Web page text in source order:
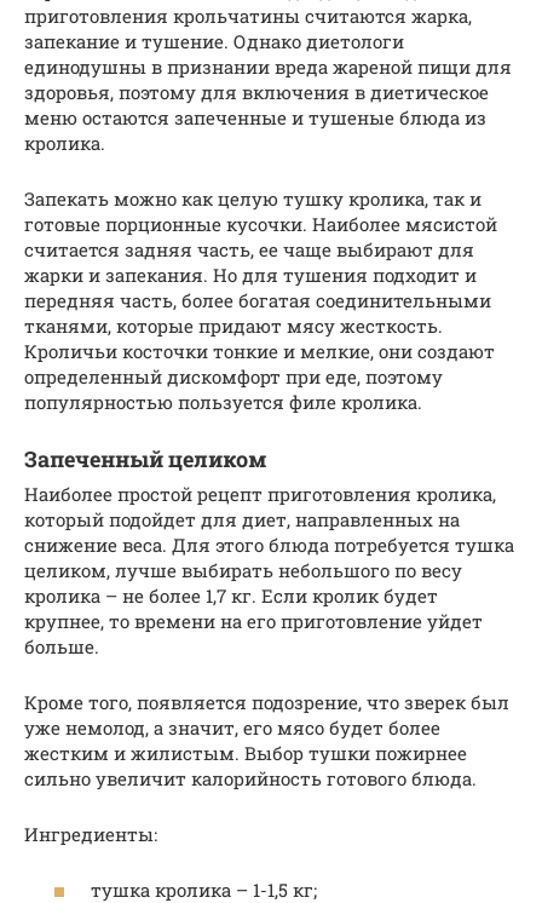
приготовления крольчатины считаются жарка,
запекание и тушение. Однако диетологи
единодушны в признании вреда жареной пищи для
здоровья, поэтому для включения в диетическое
меню остаются запеченные и тушеные блюда из
кролика.
Запекать можно как целую тушку кролика, так и
готовые порционные кусочки. Наиболее мясистой
считается задняя часть, ее чаще выбирают для
жарки и запекания. Но для тушения подходит и
передняя часть, более богатая соединительными
тканями, которые придают мясу жесткость.
Кроличьи косточки тонкие и мелкие, они создают
определенный дискомфорт при еде, поэтому
популярностью пользуется филе кролика.
Запеченный целиком
Наиболее простой рецепт приготовления кролика,
который подойдет для диет, направленных на
снижение веса. Для этого блюда потребуется тушка
целиком, лучше выбирать небольшого по весу
кролика – не более 1,7 кг. Если кролик будет
крупнее, то времени на его приготовление уйдет
больше.
Кроме того, появляется подозрение, что зверек был
уже немолод, а значит, его мясо будет более
жестким и жилистым. Выбор тушки пожирнее
сильно увеличит калорийность готового блюда.
Ингредиенты:
тушка кролика – 1-1,5 кг;